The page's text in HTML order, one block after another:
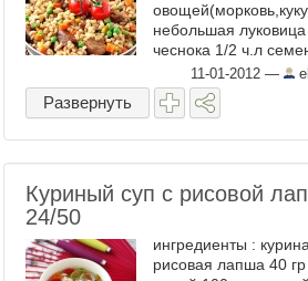
небольшая луковица
чеснока 1/2 ч.л
ложка сладкая
...
11-01-2012 —
Развернуть
Куриный суп с рисовой
24/50
ингредиенты :
рисовая лапша 40